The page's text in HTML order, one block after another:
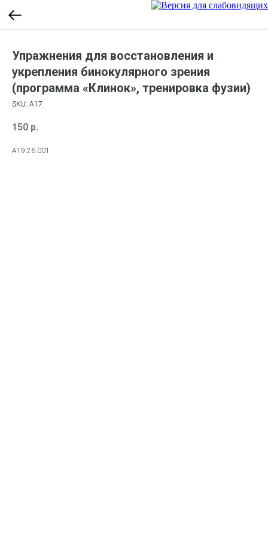
Упражнения для восстановления и
укрепления бинокулярного зрения
(программа «Клинок», тренировка фузии)
SKU: А17
150 р.
А19.26.001